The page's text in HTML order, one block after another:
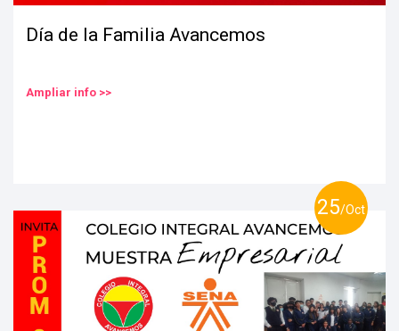
Día de la Familia Avancemos
Ampliar info >>
25/Oct